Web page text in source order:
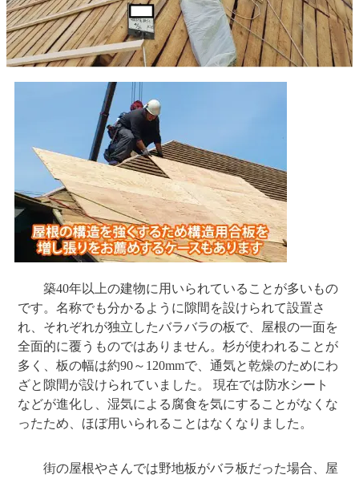
築40年以上の建物に用いられていることが多いもの
です。名称でも分かるように隙間を設けられて設置さ
れ、それぞれが独立したバラバラの板で、屋根の一面を
全面的に覆うものではありません。杉が使われることが
多く、板の幅は約90～120mmで、通気と乾燥のためにわ
ざと隙間が設けられていました。 現在では防水シート
などが進化し、湿気による腐食を気にすることがなくな
ったため、ほぼ用いられることはなくなりました。
街の屋根やさんでは野地板がバラ板だった場合、屋